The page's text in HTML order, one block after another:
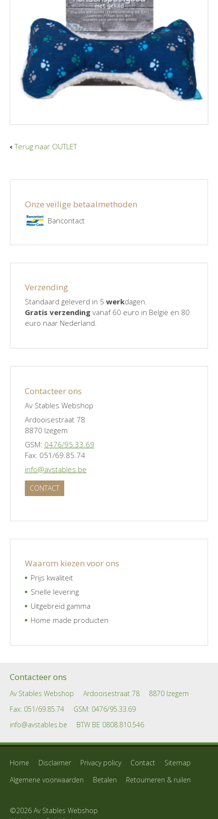
Terug naar OUTLET
Onze veilige betaalmethoden
Bancontact
Verzending
Standaard geleverd in 5 werkdagen.
Gratis verzendingvanaf 60 euro in België en 80
euro naar Nederland.
Contacteer ons
Av Stables Webshop
Ardooisestraat 78
8870 Izegem
GSM: 0476/95.33.69
Fax: 051/69.85.74
info@avstables.be
CONTACT
Waarom kiezen voor ons
Prijs kwaliteit
Snelle levering
Uitgebreid gamma
Home made producten
Contacteer ons
Av Stables Webshop Ardooisestraat 78
8870 Izegem
Fax: 051/69.85.74
GSM: 0476/95.33.69
info@avstables.be
BTW BE 0808.810.546
Home Disclaimer Privacy policy Contact
Sitemap
Algemene voorwaarden
Betalen Retourneren & ruilen
©2026 Av Stables Webshop